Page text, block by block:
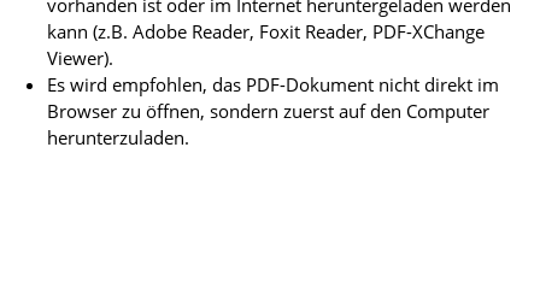
vorhanden ist oder im Internet heruntergeladen werden
kann (z.B. Adobe Reader, Foxit Reader, PDF-XChange
Viewer).
Es wird empfohlen, das PDF-Dokument nicht direkt im
Browser zu öffnen, sondern zuerst auf den Computer
herunterzuladen.